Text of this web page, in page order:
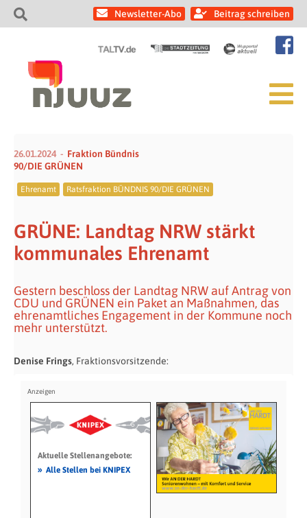
Newsletter-Abo Beitrag schreiben
26.01.2024
Fraktion Bündnis
90/DIE GRÜNEN
Ehrenamt Ratsfraktion BÜNDNIS 90/DIE GRÜNEN
GRÜNE: Landtag NRW stärkt
kommunales Ehrenamt
Gestern beschloss der Landtag NRW auf Antrag von
CDU und GRÜNEN ein Paket an Maßnahmen, das
ehrenamtliches Engagement in der Kommune noch
mehr unterstützt.
Denise Frings, Fraktionsvorsitzende:
Aktuelle Stellenangebote:
» Alle Stellen bei KNIPEX